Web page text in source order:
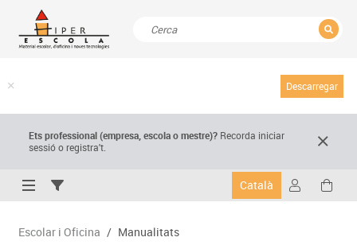
Descarregar
Ets professional (empresa,escola o mestre)? Recorda iniciar
sessió o registra't.
Català
Escolar i Oficina / Manualitats